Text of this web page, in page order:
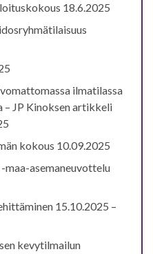
18.6.2025
ilmatilassa
– JP Kinoksen artikkeli
kokous 10.09.2025
maa-asemaneuvottelu
15.10.2025 –
kevytilmailun